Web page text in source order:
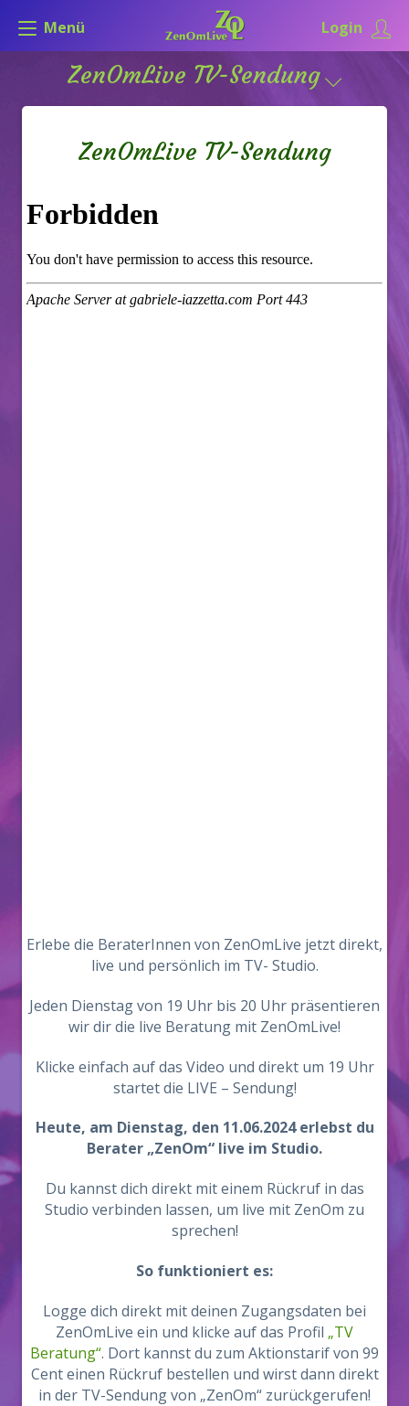
Menü Login
ZenOmLive TV-Sendung
ZenOmLive TV-Sendung
Erlebe die BeraterInnen von ZenOmLive jetzt direkt,
live und persönlich im TV- Studio.
Jeden Dienstag von 19 Uhr bis 20 Uhr präsentieren
wir dir die live Beratung mit ZenOmLive!
Klicke einfach auf das Video und direkt um 19 Uhr
startet die LIVE – Sendung!
Heute, am Dienstag, den 11.06.2024 erlebst du
Berater „ZenOm“ live im Studio.
Du kannst dich direkt mit einem Rückruf in das
Studio verbinden lassen, um live mit ZenOm zu
sprechen!
So funktioniert es:
Logge dich direkt mit deinen Zugangsdaten bei
ZenOmLive ein und klicke auf das Profil „TV
Beratung“. Dort kannst du zum Aktionstarif von 99
Cent einen Rückruf bestellen und wirst dann direkt
in der TV-Sendung von „ZenOm“ zurückgerufen!